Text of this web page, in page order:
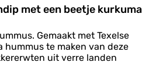
met een beetje kurkuma
Gemaakt met Texelse
hummus te maken van deze
uit verre landen